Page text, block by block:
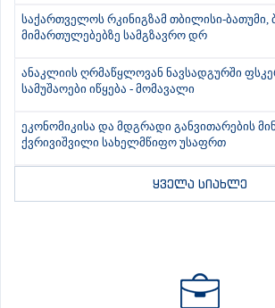
საქართველოს რკინიგზამ თბილისი-ბათუმი,
მიმართულებებზე სამგზავრო დრ
ანაკლიის ღრმაწყლოვან ნავსადგურში
სამუშაოები იწყება - მომავალი
ეკონომიკისა და მდგრადი განვითარების
ქვრივიშვილი სახელმწიფო უსაფრთ
ყველა სიახლე